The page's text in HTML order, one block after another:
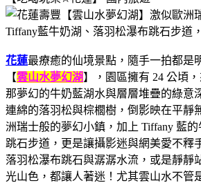
花蓮最療癒的仙境景點，隨手一拍都是
【雲山水夢幻湖】，園區擁有 24 公頃
那夢幻的牛奶藍湖水與層層堆疊的綠意
連綿的落羽松與棕櫚樹，倒影映在平靜
洲瑞士般的夢幻小鎮，加上 Tiffany 藍
跳石步道，更是讓攝影迷與網美愛不釋
落羽松瀑布跳石與潺潺水流，或是靜靜
光山色，都讓人著迷！尤其雲山水不管